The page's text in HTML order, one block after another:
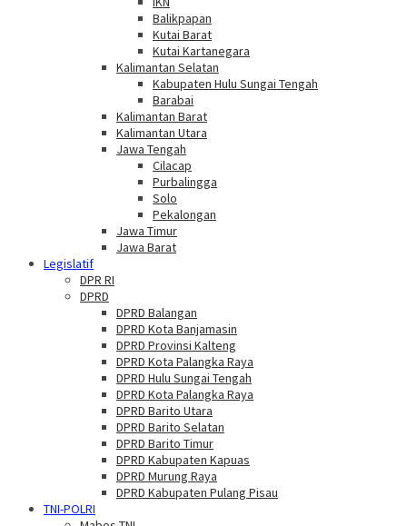
Balikpapan
Kutai Barat
Kutai Kartanegara
Kalimantan Selatan
Kabupaten Hulu Sungai Tengah
Barabai
Kalimantan Barat
Kalimantan Utara
Jawa Tengah
Cilacap
Purbalingga
Solo
Pekalongan
Jawa Timur
Jawa Barat
Legislatif
DPR RI
DPRD
DPRD Balangan
DPRD Kota Banjamasin
DPRD Provinsi Kalteng
DPRD Kota Palangka Raya
DPRD Hulu Sungai Tengah
DPRD Kota Palangka Raya
DPRD Barito Utara
DPRD Barito Selatan
DPRD Barito Timur
DPRD Kabupaten Kapuas
DPRD Murung Raya
DPRD Kabupaten Pulang Pisau
TNI-POLRI